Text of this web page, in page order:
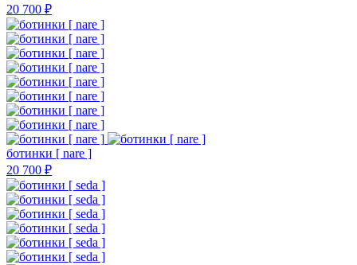
20 700 ₽
ботинки [ nare ]
20 700 ₽